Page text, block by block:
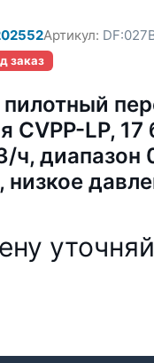
Артикул:
заказ
пилотный
CVPP-LP, 17
ч, диапазон
низкое